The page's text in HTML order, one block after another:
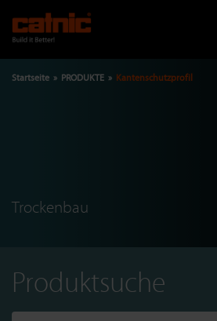
zum
Inhalt
Pfadnavigation
Startseite PRODUKTE Kantenschutzprofil
Trockenbau
Produktsuche